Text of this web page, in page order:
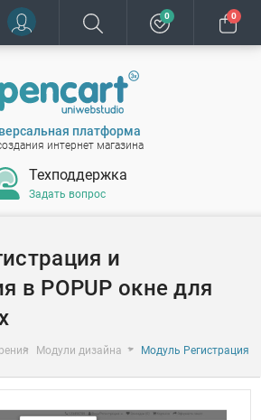
0 0
платформа
интернет магазина
Техподдержка
Задать вопрос
и
в POPUP окне для
Модули дизайна Модуль Регистрация